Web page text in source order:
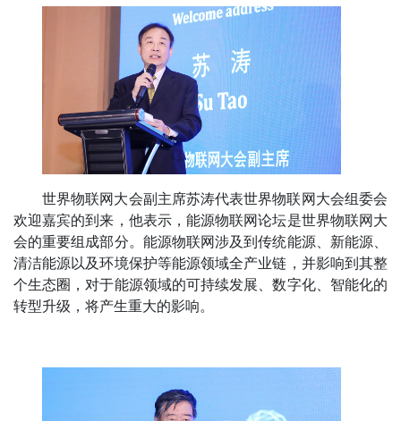
世界物联网大会副主席苏涛代表世界物联网大会组委会
欢迎嘉宾的到来，他表示，能源物联网论坛是世界物联网大
会的重要组成部分。能源物联网涉及到传统能源、新能源、
清洁能源以及环境保护等能源领域全产业链，并影响到其整
个生态圈，对于能源领域的可持续发展、数字化、智能化的
转型升级，将产生重大的影响。